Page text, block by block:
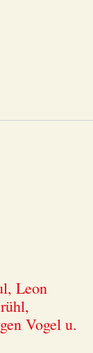
Leon
Vogel u.